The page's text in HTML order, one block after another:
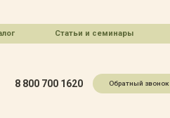
Статьи и семинары
8 800 700 1620 Обратный звонок